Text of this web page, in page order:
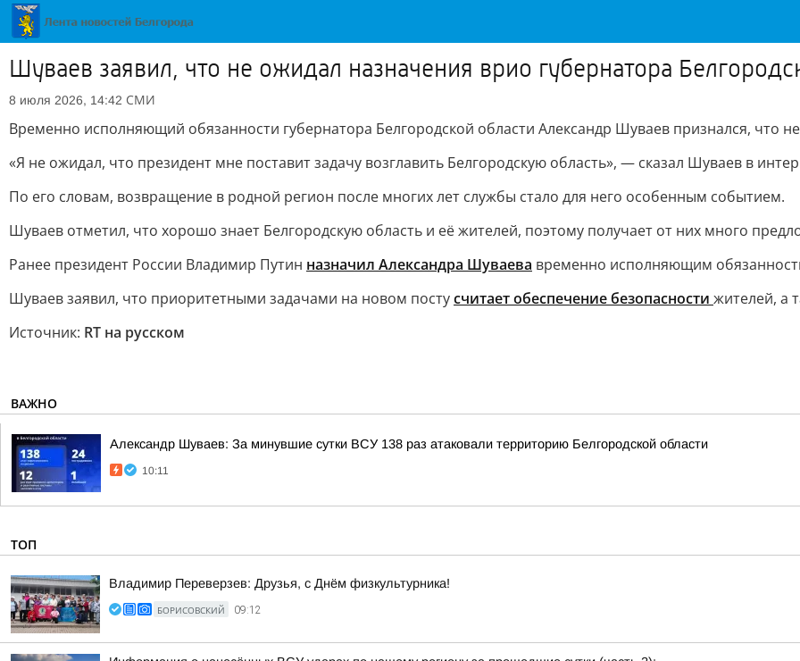
Шуваев заявил, что не ожидал назначения врио губернатора
8 июля 2026, 14:42 СМИ
Временно исполняющий обязанности губернатора Белгородской области Александр Шуваев признался, что
«Я не ожидал, что президент мне поставит задачу возглавить Белгородскую область», — сказал Шуваев в
По его словам, возвращение в родной регион после многих лет службы стало для него особенным событием.
Шуваев отметил, что хорошо знает Белгородскую область и её жителей, поэтому получает от них много
Ранее президент России Владимир Путин назначил Александра Шуваева временно исполняющим
Шуваев заявил, что приоритетными задачами на новом постусчитает обеспечение безопасности жителей, а
Источник: RT на русском
ВАЖНО
Александр Шуваев: За минувшие сутки ВСУ 138 раз атаковали территорию Белгородской области
10:11
ТОП
Владимир Переверзев: Друзья, с Днём физкультурника!
БОРИСОВСКИЙ 09:12